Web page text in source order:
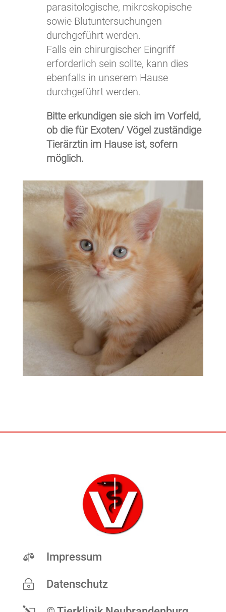
parasitologische, mikroskopische
sowie Blutuntersuchungen
durchgeführt werden.
Falls ein chirurgischer Eingriff
erforderlich sein sollte, kann dies
ebenfalls in unserem Hause
durchgeführt werden.
Bitte erkundigen sie sich im Vorfeld,
ob die für Exoten/ Vögel zuständige
Tierärztin im Hause ist, sofern
möglich.
 Impressum
~ Datenschutz